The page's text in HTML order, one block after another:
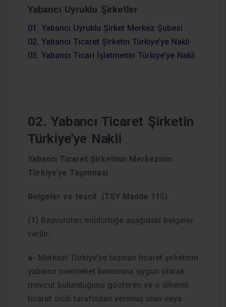
İhracat Uzmanlığı Programı
29 Ocak - 4 Şubat 2026 tarihleri arasında ekonomiye dair
öne çıkan düzenlemeler
Enflasyon Düzeltmesi Hakkında
Yabancı Uyruklu Şirketler
01. Yabancı Uyruklu Şirket Merkez Şubesi
02. Yabancı Ticaret Şirketin Türkiye’ye Nakli
03. Yabancı Ticari İşletmenin Türkiye’ye Nakli
02. Yabancı Ticaret Şirketin
Türkiye’ye Nakli
Yabancı Ticaret Şirketinin Merkezinin
Türkiye’ye Taşınması
Belgeler ve tescil (TSY Madde 115)
(1) Başvurulan müdürlüğe aşağıdaki belgeler
verilir:
a- Merkezi Türkiye’ye taşınan ticaret şirketinin
yabancı memleket kanununa uygun olarak
mevcut bulunduğunu gösteren ve o ülkenin
ticaret sicili tarafından verilmiş olan veya